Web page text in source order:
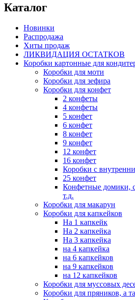
Каталог
Новинки
Распродажа
Хиты продаж
ЛИКВИДАЦИЯ ОСТАТКОВ
Коробки картонные для
Коробки для моти
Коробки для зефира
Коробки для конфет
2 конфеты
4 конфеты
5 конфет
6 конфет
8 конфет
9 конфет
12 конфет
16 конфет
Коробки с
25 конфет
Конфетные домики,
т.д.
Коробки для макарун
Коробки для капкейков
На 1 капкейк
На 2 капкейка
На 3 капкейка
на 4 капкейка
на 6 капкейков
на 9 капкейков
на 12 капкейков
Коробки для муссовых
Коробки для пряников, а